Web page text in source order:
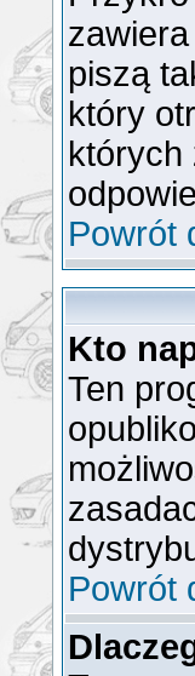
piszą
który
których
Powrót
Kto
Ten
Powrót